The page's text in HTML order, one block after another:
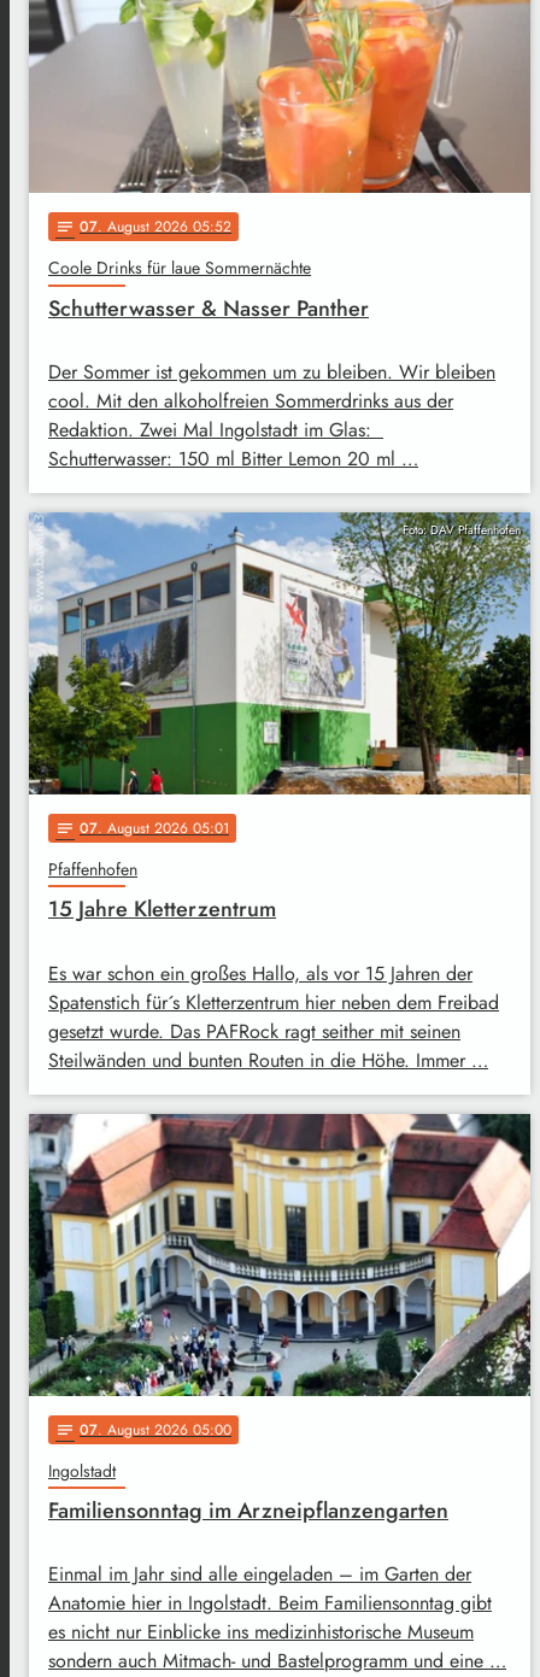
notes 07. August 2026 05:52
Coole Drinks für laue Sommernächte
Schutterwasser & Nasser Panther
Der Sommer ist gekommen um zu bleiben. Wir bleiben
cool. Mit den alkoholfreien Sommerdrinks aus der
Redaktion. Zwei Mal Ingolstadt im Glas:
Schutterwasser: 150 ml Bitter Lemon 20 ml …
Foto: DAV Pfaffenhofen
notes 07. August 2026 05:01
Pfaffenhofen
15 Jahre Kletterzentrum
Es war schon ein großes Hallo, als vor 15 Jahren der
Spatenstich für´s Kletterzentrum hier neben dem Freibad
gesetzt wurde. Das PAFRock ragt seither mit seinen
Steilwänden und bunten Routen in die Höhe. Immer …
notes 07. August 2026 05:00
Ingolstadt
Familiensonntag im Arzneipflanzengarten
Einmal im Jahr sind alle eingeladen – im Garten der
Anatomie hier in Ingolstadt. Beim Familiensonntag gibt
es nicht nur Einblicke ins medizinhistorische Museum
sondern auch Mitmach- und Bastelprogramm und eine …